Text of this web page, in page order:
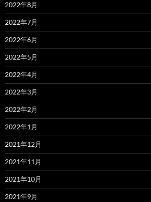
2022年8月
2022年7月
2022年6月
2022年5月
2022年4月
2022年3月
2022年2月
2022年1月
2021年12月
2021年11月
2021年10月
2021年9月